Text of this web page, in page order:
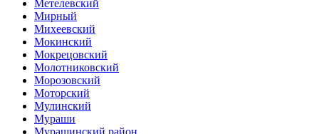
Метелевский
Мирный
Михеевский
Мокинский
Мокрецовский
Молотниковский
Морозовский
Моторский
Мулинский
Мураши
Мурашинский район